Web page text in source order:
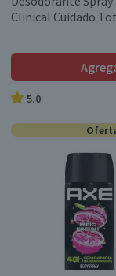
Clinical Cuidado
5.0